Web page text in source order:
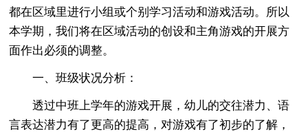
都在区域里进行小组或个别学习活动和游戏活动。所以
本学期，我们将在区域活动的创设和主角游戏的开展方
面作出必须的调整。
一、班级状况分析：
透过中班上学年的游戏开展，幼儿的交往潜力、语
言表达潜力有了更高的提高，对游戏有了初步的了解，